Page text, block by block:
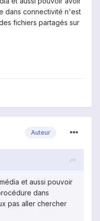
dans connectivité n'est
fichiers partagés sur
Auteur
et aussi pouvoir
dans
pas aller chercher